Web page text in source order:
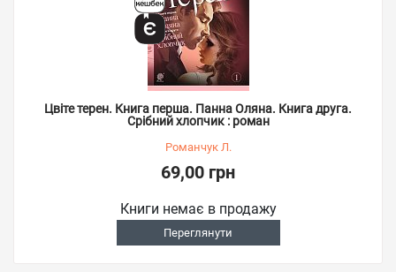
Цвіте терен. Книга перша. Панна Оляна. Книга друга.
Срібний хлопчик : роман
Романчук Л.
69,00 грн
Книги немає в продажу
Переглянути